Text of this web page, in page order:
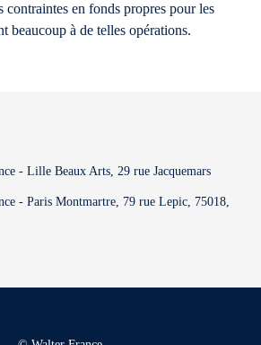
contraintes en fonds propres pour les
beaucoup à de telles opérations.
- Lille Beaux Arts, 29 rue Jacquemars
- Paris Montmartre, 79 rue Lepic, 75018,